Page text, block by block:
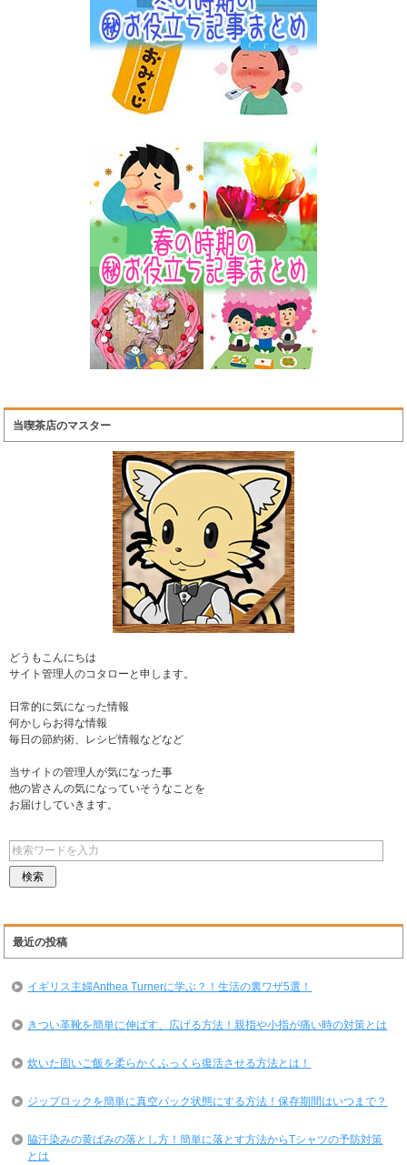
当喫茶店のマスター
どうもこんにちは
サイト管理人のコタローと申します。
日常的に気になった情報
何かしらお得な情報
毎日の節約術、レシピ情報などなど
当サイトの管理人が気になった事
他の皆さんの気になっていそうなことを
お届けしていきます。
最近の投稿
イギリス主婦Anthea Turnerに学ぶ？！生活の裏ワザ5選！
きつい革靴を簡単に伸ばす、広げる方法！親指や小指が痛い時の対策とは
炊いた固いご飯を柔らかくふっくら復活させる方法とは！
ジップロックを簡単に真空パック状態にする方法！保存期間はいつまで？
脇汗染みの黄ばみの落とし方！簡単に落とす方法からTシャツの予防対策
とは